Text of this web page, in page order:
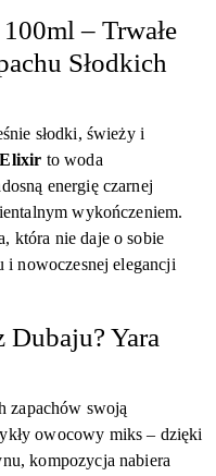
– Trwałe
Słodkich
słodki, świeży i
to woda
energię czarnej
wykończeniem.
która nie daje o sobie
i nowoczesnej elegancji
Dubaju? Yara
zapachów swoją
owocowy miks – dzięki
kompozycja nabiera